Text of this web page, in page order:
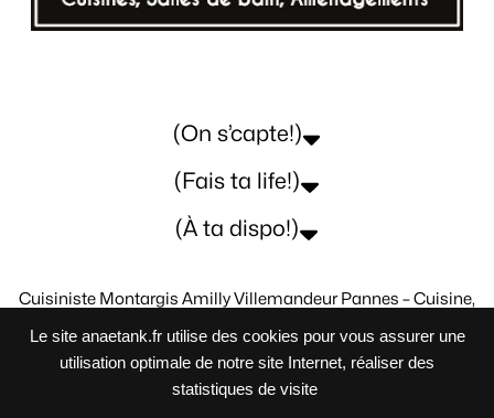
Le site anaetank.fr utilise des cookies pour vous assurer une
utilisation optimale de notre site Internet, réaliser des
statistiques de visite
(On s’capte!)
(Fais ta life!)
(À ta dispo!)
Cuisiniste Montargis Amilly Villemandeur Pannes – Cuisine,
Tous Vos Projets Sur-Mesure